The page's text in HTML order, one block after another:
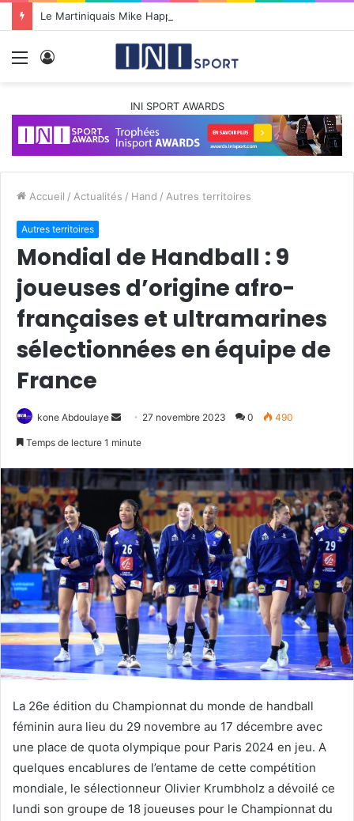
Menu
INI SPORT AWARDS
Accueil / Actualités / Hand / Autres territoires
Autres territoires
Mondial de Handball : 9
joueuses d’origine afro-
françaises et ultramarines
sélectionnées en équipe de
France
kone Abdoulaye
o
y
e
r
u
n
c
o
u
r
r
e
27 novembre 2023 0 490
Temps de lecture 1 minute
La 26e édition du Championnat du monde de handball
féminin aura lieu du 29 novembre au 17 décembre avec
une place de quota olympique pour Paris 2024 en jeu. A
quelques encablures de l’entame de cette compétition
mondiale, le sélectionneur Olivier Krumbholz a dévoilé ce
lundi son groupe de 18 joueuses pour le Championnat du